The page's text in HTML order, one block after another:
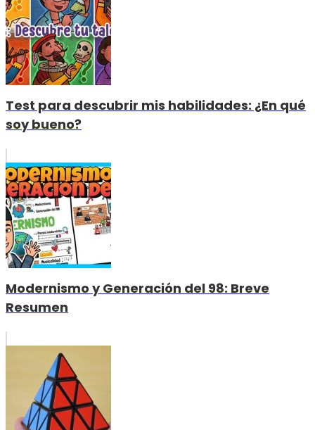
Test para descubrir mis habilidades: ¿En qué
soy bueno?
Modernismo y Generación del 98: Breve
Resumen